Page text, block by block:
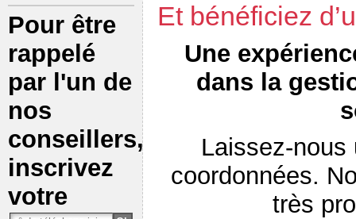
Pour être
rappelé
par l'un de
nos
conseillers,
inscrivez
votre
Et bénéficiez
Une
dans la
Laissez-
coordonnées.
très